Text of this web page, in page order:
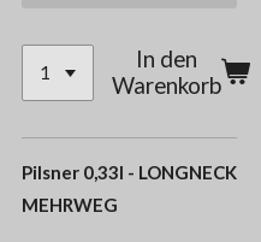
In den
Warenkorb
Pilsner 0,33l - LONGNECK
MEHRWEG